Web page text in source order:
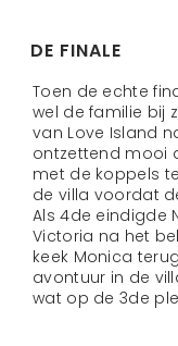
DE FINALE
Toen de echte
wel de familie bij
van Love Island
ontzettend mooi
met de koppels
de villa voordat
Als 4de eindigde
Victoria na het
keek Monica
avontuur in de
wat op de 3de